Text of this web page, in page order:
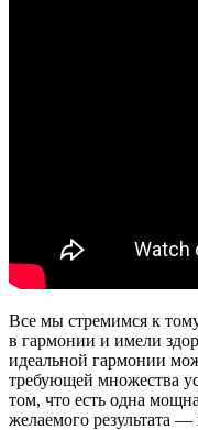
Все мы стремимся к
в гармонии и имели
идеальной гармонии
требующей множества
том, что есть одна
желаемого результата —